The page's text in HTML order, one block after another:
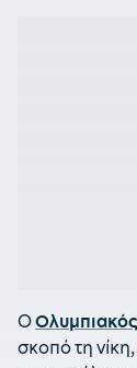
ΟΟλυμπιακός
σκοπό τη